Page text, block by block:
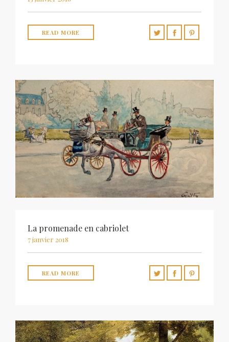
READ MORE
La promenade en cabriolet
7 janvier 2018
READ MORE